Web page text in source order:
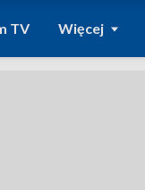
TV Więcej